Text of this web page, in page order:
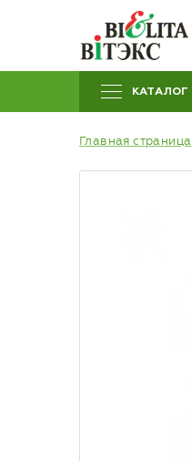
КАТАЛОГ
Главная страница